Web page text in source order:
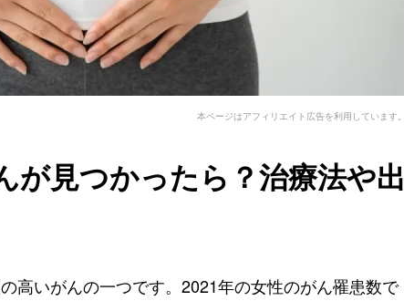
本ページはアフィリエイト広告を利用しています。
が見つかったら？治療法や出
高いがんの一つです。2021年の女性のがん罹患数で